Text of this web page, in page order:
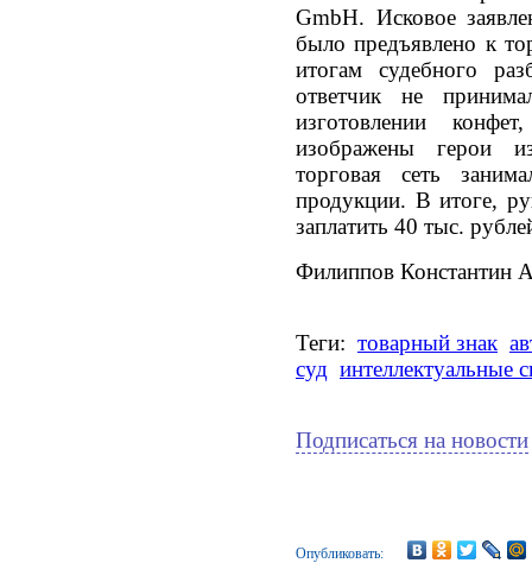
GmbH. Исковое
было предъявлено к
итогам судебного
ответчик не
изготовлении
изображены герои
торговая сеть
продукции. В итоге,
заплатить 40 тыс.
Филиппов Константин
Теги: товарный знак
суд интеллектуальные
Подписаться на новости
Опубликовать: